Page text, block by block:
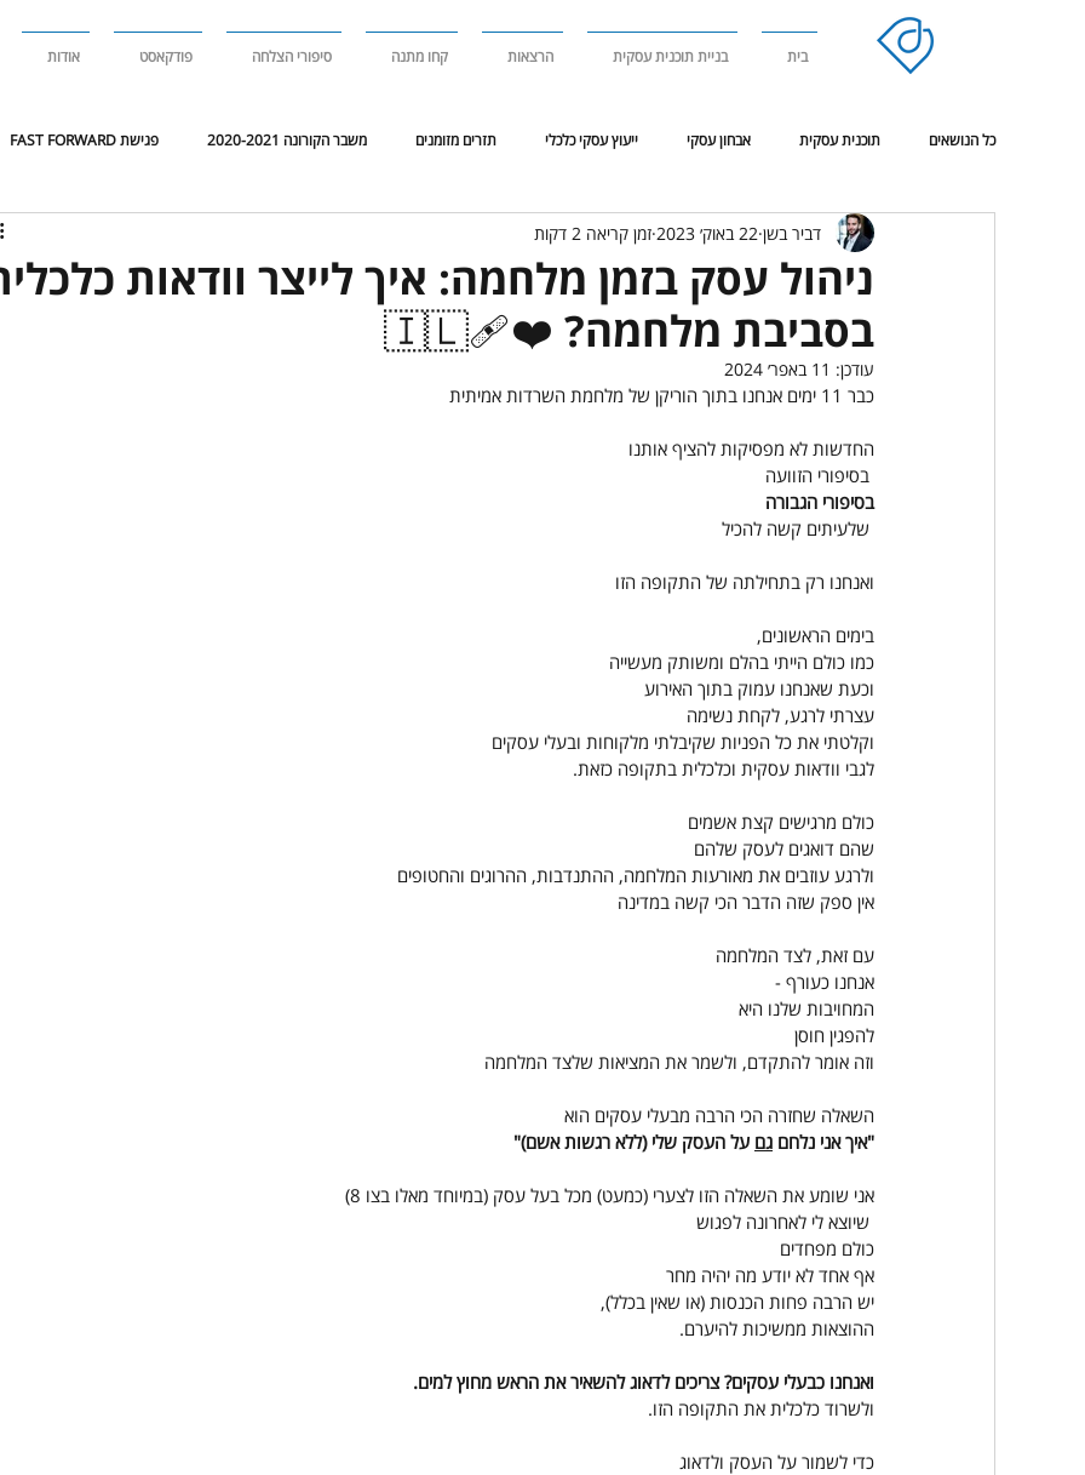
בית בניית תוכנית עסקית הרצאות קחו מתנה סיפורי הצלחה פודקאסט אודות
כל הנושאים תוכנית עסקית אבחון עסקי ייעוץ עסקי כלכלי תזרים מזומנים משבר הקורונה 2020-2021 פגישת FAST FORWARD
אימון מנטאלי ניהול עסק בסביבת משבר או מלחמה פגישת דריקטוריון
ניהול עסק בזמן מלחמה: איך לייצר וודאות
בסביבת מלחמה? ❤️‍🩹🇮🇱
דביר בשן 22 באוק׳ 2023 זמן קריאה 2 דקות
עודכן: 11 באפר׳ 2024
כבר 11 ימים אנחנו בתוך הוריקן של מלחמת השרדות אמיתית
החדשות לא מפסיקות להציף אותנו
בסיפורי הגבורה
ואנחנו רק בתחילתה של התקופה הזו
בימים הראשונים,
כמו כולם הייתי בהלם ומשותק מעשייה
וכעת שאנחנו עמוק בתוך האירוע
עצרתי לרגע, לקחת נשימה
וקלטתי את כל הפניות שקיבלתי מלקוחות ובעלי עסקים
לגבי וודאות עסקית וכלכלית בתקופה כזאת.
כולם מרגישים קצת אשמים
שהם דואגים לעסק שלהם
ולרגע עוזבים את מאורעות המלחמה, ההתנדבות, ההרוגים והחטופים
אין ספק שזה הדבר הכי קשה במדינה
עם זאת, לצד המלחמה
אנחנו כעורף -
המחויבות שלנו היא
להפגין חוסן
וזה אומר להתקדם, ולשמר את המציאות שלצד המלחמה
השאלה שחזרה הכי הרבה מבעלי עסקים הוא
"איך אני נלחם גם על העסק שלי (ללא רגשות אשם)"
אני שומע את השאלה הזו לצערי (כמעט) מכל בעל עסק (במיוחד מאלו בצו 8)
כולם מפחדים
אף אחד לא יודע מה יהיה מחר
יש הרבה פחות הכנסות (או שאין בכלל),
ההוצאות ממשיכות להיערם.
ואנחנו כבעלי עסקים? צריכים לדאוג להשאיר את הראש מחוץ למים.
ולשרוד כלכלית את התקופה הזו.
כדי לשמור על העסק ולדאוג